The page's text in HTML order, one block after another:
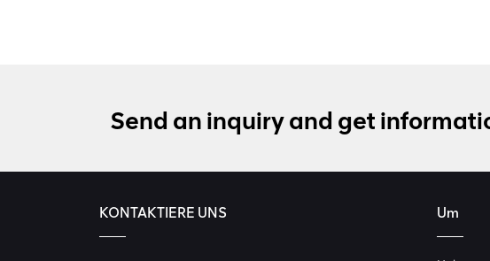
Send an inquiry and get
KONTAKTIERE UNS Um